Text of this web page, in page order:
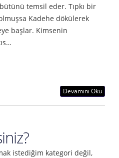
temsil eder. Tıpkı bir
Kadehe dökülerek
başlar. Kimsenin
Devamını Oku
istediğim kategori değil,